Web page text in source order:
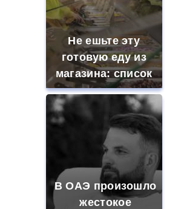
Не ешьте эту
готовую еду из
магазина: список
В ОАЭ произошло
жестокое